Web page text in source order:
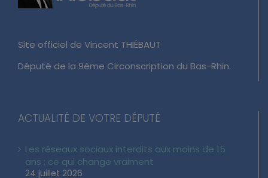
Site officiel de Vincent THIÉBAUT
Député de la 9ème Circonscription du Bas-Rhin.
ACTUALITÉ DE VOTRE DÉPUTÉ
Les réseaux sociaux interdits aux moins de 15
ans : ce qui change vraiment
24 juillet 2026